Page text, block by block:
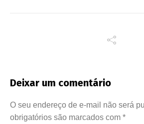
Deixar um comentário
O seu endereço de e-mail não será
obrigatórios são marcados com *